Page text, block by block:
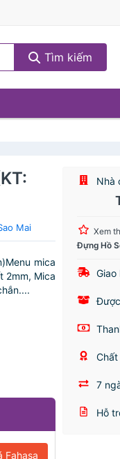
Tìm kiếm
Mai
mica
2mm, Mica
Fahasa
Nhà
Xem
Đựng Hồ
Giao
7
Hỗ